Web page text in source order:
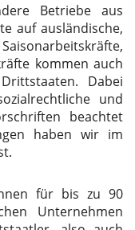
Betriebe aus
auf ausländische,
kommen auch
Dabei
und
beachtet
haben wir im
für bis zu 90
Unternehmen